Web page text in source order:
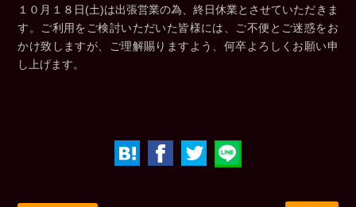
１０月１８日(土)は出張営業の為、終日休業とさせていただきま
す。ご利用をご検討いただいた皆様には、ご不便とご迷惑をお
かけ致しますが、ご理解賜りますよう、何卒よろしくお願い申
し上げます。